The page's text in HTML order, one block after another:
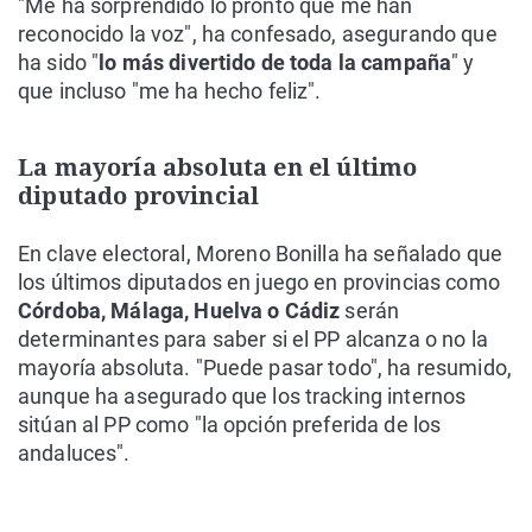
"Me ha sorprendido lo pronto que me han
reconocido la voz", ha confesado, asegurando que
ha sido " lo más divertido de toda la campaña" y
que incluso "me ha hecho feliz".
La mayoría absoluta en el último
diputado provincial
En clave electoral, Moreno Bonilla ha señalado que
los últimos diputados en juego en provincias como
Córdoba, Málaga, Huelva o Cádiz serán
determinantes para saber si el PP alcanza o no la
mayoría absoluta. "Puede pasar todo", ha resumido,
aunque ha asegurado que los tracking internos
sitúan al PP como "la opción preferida de los
andaluces".